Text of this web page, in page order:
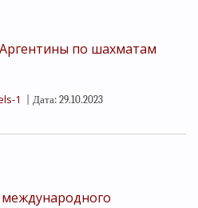
по шахматам
1 Дата: 29.10.2023